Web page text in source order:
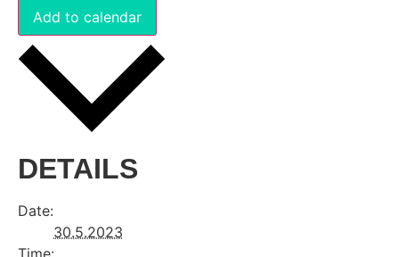
Add to calendar
DETAILS
Date:
30.5.2023
Time: